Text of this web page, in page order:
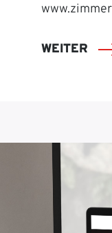
WEITER